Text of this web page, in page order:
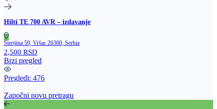
Hilti TE 700 AVR – izdavanje
Sterijina 59, Vršac 26300, Serbia
2,500 RSD
Brzi pregled
Pregledi: 476
Započni novu pretragu